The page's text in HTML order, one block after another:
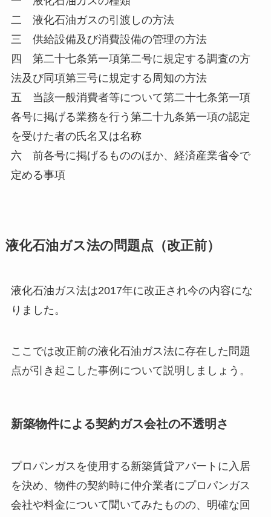
二 液化石油ガスの引渡しの方法
三 供給設備及び消費設備の管理の方法
四 第二十七条第一項第二号に規定する調査の方
法及び同項第三号に規定する周知の方法
五 当該一般消費者等について第二十七条第一項
各号に掲げる業務を行う第二十九条第一項の認定
を受けた者の氏名又は名称
六 前各号に掲げるもののほか、経済産業省令で
定める事項
液化石油ガス法の問題点（改正前）
液化石油ガス法は2017年に改正され今の内容にな
りました。
ここでは改正前の液化石油ガス法に存在した問題
点が引き起こした事例について説明しましょう。
新築物件による契約ガス会社の不透明さ
プロパンガスを使用する新築賃貸アパートに入居
を決め、物件の契約時に仲介業者にプロパンガス
会社や料金について聞いてみたものの、明確な回